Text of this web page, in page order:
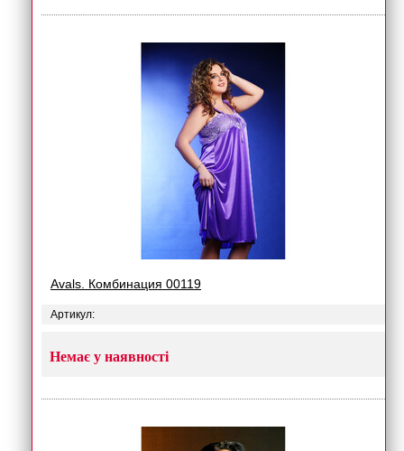
Avals. Комбинация 00119
Артикул:
Немає у наявності